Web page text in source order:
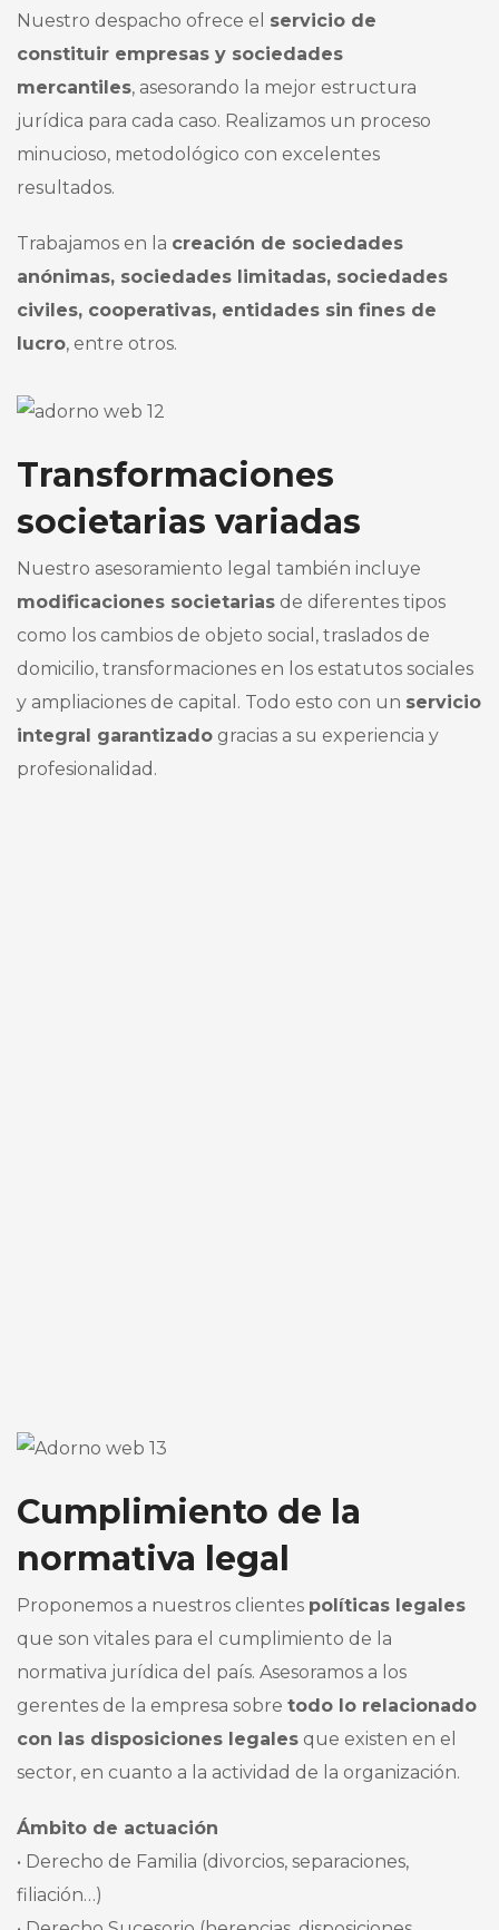
Nuestro despacho ofrece el servicio de
constituir empresas y sociedades
mercantiles, asesorando la mejor estructura
jurídica para cada caso. Realizamos un proceso
minucioso, metodológico con excelentes
resultados.
Trabajamos en la creación de sociedades
anónimas, sociedades limitadas, sociedades
civiles, cooperativas, entidades sin fines de
lucro, entre otros.
Transformaciones
societarias variadas
Nuestro asesoramiento legal también incluye
modificaciones societarias de diferentes tipos
como los cambios de objeto social, traslados de
domicilio, transformaciones en los estatutos sociales
y ampliaciones de capital. Todo esto con un servicio
integral garantizado gracias a su experiencia y
profesionalidad.
Cumplimiento de la
normativa legal
Proponemos a nuestros clientes políticas legales
que son vitales para el cumplimiento de la
normativa jurídica del país. Asesoramos a los
gerentes de la empresa sobre todo lo relacionado
con las disposiciones legales que existen en el
sector, en cuanto a la actividad de la organización.
Ámbito de actuación
• Derecho de Familia (divorcios, separaciones,
filiación…)